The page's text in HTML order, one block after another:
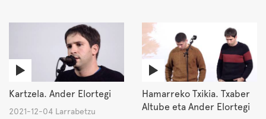
Kartzela. Ander Elortegi
2021-12-04 Larrabetzu
Hamarreko Txikia. Txaber
Altube eta Ander Elortegi